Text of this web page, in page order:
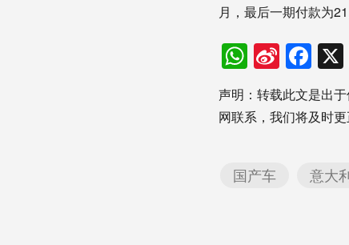
月，最后一期付款为
Sina
声明：转载此文是出
网联系，我们将及时
国产车 意大